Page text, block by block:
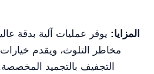
المزايا: يوفر عمليات آلية بدقة
مخاطر التلوث، ويقدم
التجفيف بالتجميد